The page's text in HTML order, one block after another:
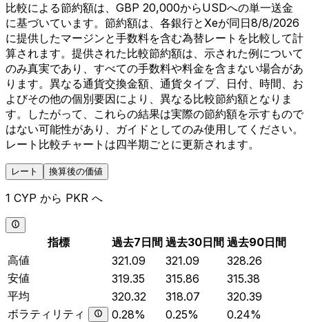
比較による節約額は、GBP 20,000からUSDへの単一送金
に基づいています。節約額は、各銀行とXeが同日8/8/2026
に提供したマージンと手数料を含む為替レートを比較して計
算されます。提供された比較節約額は、示された例について
のみ真実であり、すべての手数料や料金を含まない場合があ
ります。異なる通貨交換金額、通貨タイプ、日付、時間、お
よびその他の個別要因により、異なる比較節約額となりま
す。したがって、これらの結果は実際の節約額を示すもので
はない可能性があり、ガイドとしてのみ使用してください。
レート比較チャートは四半期ごとに更新されます。
レート 換算後の価値
1 CYP から PKR へ
指標 過去7日間 過去30日間 過去90日間
高値
321.09 321.09
328.26
安値
319.35 315.86
315.38
平均
320.32 318.07
320.39
ボラティリティ
0.28% 0.25% 0.24%